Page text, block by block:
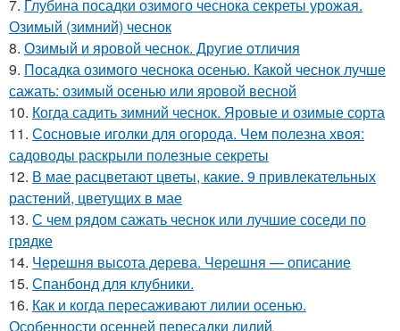
7. Глубина посадки озимого чеснока секреты урожая.
Озимый (зимний) чеснок
8. Озимый и яровой чеснок. Другие отличия
9. Посадка озимого чеснока осенью. Какой чеснок лучше
сажать: озимый осенью или яровой весной
10. Когда садить зимний чеснок. Яровые и озимые сорта
11. Сосновые иголки для огорода. Чем полезна хвоя:
садоводы раскрыли полезные секреты
12. В мае расцветают цветы, какие. 9 привлекательных
растений, цветущих в мае
13. С чем рядом сажать чеснок или лучшие соседи по
грядке
14. Черешня высота дерева. Черешня — описание
15. Спанбонд для клубники.
16. Как и когда пересаживают лилии осенью.
Особенности осенней пересадки лилий